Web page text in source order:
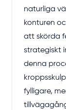
naturliga
konturen
att skörda
strategiskt
denna
fylligare,